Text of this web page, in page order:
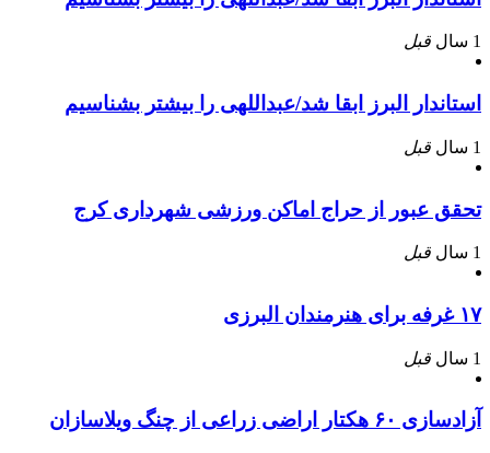
1 سال قبل
استاندار البرز ابقا شد/عبداللهی را بیشتر بشناسیم
1 سال قبل
تحقق عبور از حراج اماکن ورزشی شهرداری کرج
1 سال قبل
۱۷ غرفه برای هنرمندان البرزی
1 سال قبل
آزادسازی ۶۰ هکتار اراضی زراعی از چنگ ویلاسازان